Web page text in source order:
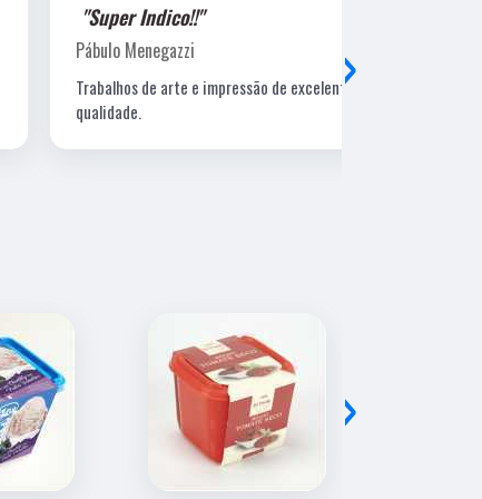
Indico!!"
Menegazzi
de arte e impressão de excelente
›
›